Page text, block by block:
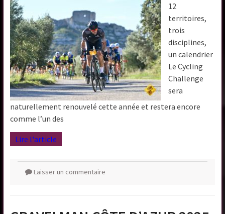
12
territoires,
trois
disciplines,
un calendrier
Le Cycling
Challenge
sera
naturellement renouvelé cette année et restera encore
comme l’un des
Lire l'article
Laisser un commentaire